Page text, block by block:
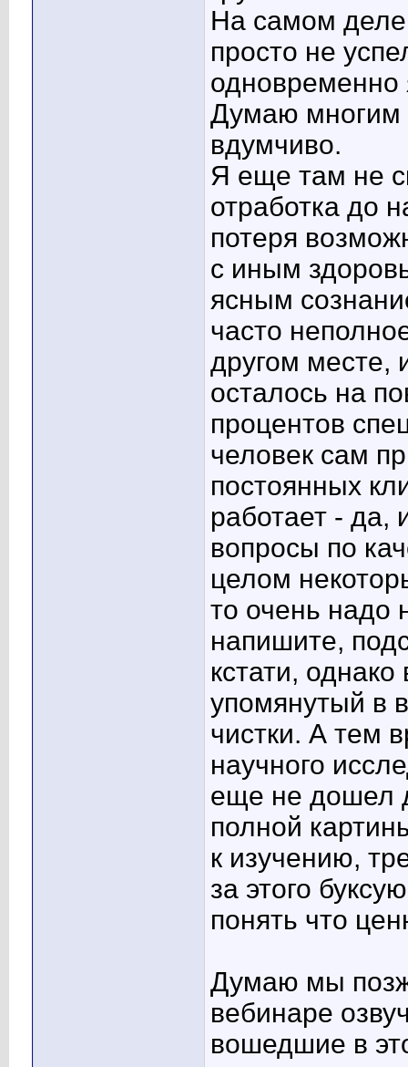
На самом деле
просто не
одновременно
Думаю многим
вдумчиво.
Я еще там не
отработка до
потеря
с иным
ясным
часто
другом месте,
осталось на
процентов
человек сам
постоянных
работает - да,
вопросы по
целом
то очень надо
напишите,
кстати,
упомянутый в
чистки. А тем
научного
еще не дошел
полной
к изучению,
за этого
понять что
Думаю мы
вебинаре
вошедшие в